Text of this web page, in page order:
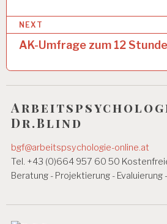
H
EI
R
T
B
D
I
N
i
t
r
a
g
s
n
a
v
NEXT
AK-Umfrage zum 12
Dr.Blind
bgf@arbeitspsychologie-online.at
Tel. +43 (0)664 957 60 50
Beratung - Projektierung - Evaluierung